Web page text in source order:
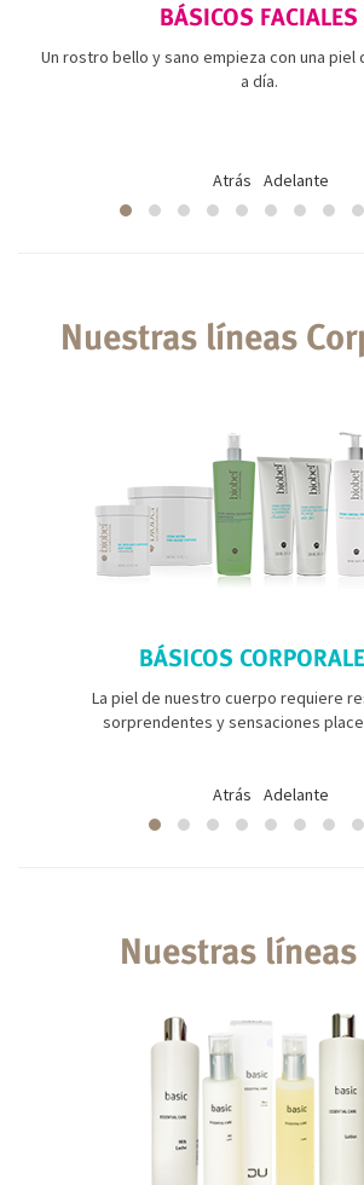
BÁSICOS FACIALES
Un rostro bello y sano empieza con una piel
a día.
Atrás Adelante
Nuestras líneas
BÁSICOS
La piel de nuestro cuerpo requiere
sorprendentes y sensaciones
Atrás Adelante
Nuestras líneas